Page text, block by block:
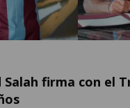
Salah firma con el